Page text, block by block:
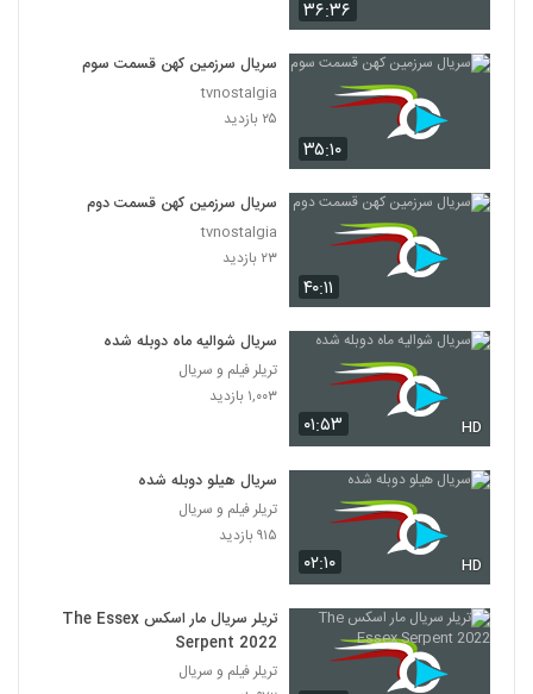
۳۶:۳۶
۳۵:۱۰
سریال سرزمین کهن قسمت سوم
tvnostalgia
۲۵ بازدید
۴۰:۱۱
سریال سرزمین کهن قسمت دوم
tvnostalgia
۲۳ بازدید
۰۱:۵۳ HD
سریال شوالیه ماه دوبله شده
تریلر فیلم و سریال
۱,۰۰۳ بازدید
۰۲:۱۰ HD
سریال هیلو دوبله شده
تریلر فیلم و سریال
۹۱۵ بازدید
تریلر سریال مار اسکس The Essex
Serpent 2022
تریلر فیلم و سریال